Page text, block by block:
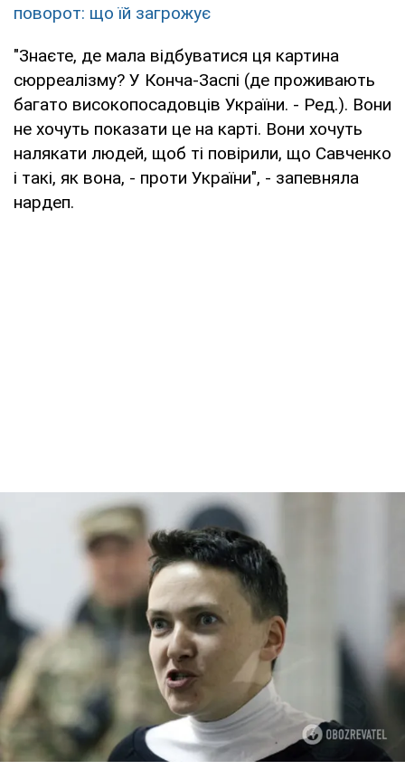
поворот: що їй загрожує
"Знаєте, де мала відбуватися ця картина
сюрреалізму? У Конча-Заспі (де проживають
багато високопосадовців України. - Ред.). Вони
не хочуть показати це на карті. Вони хочуть
налякати людей, щоб ті повірили, що Савченко
і такі, як вона, - проти України", - запевняла
нардеп.